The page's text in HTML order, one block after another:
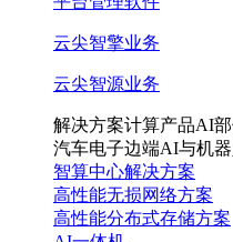
云尖智擎业务
云尖智源业务
解决方案计算产品AI
汽车电子边端AI与机器
智算中心解决方案
高性能无损网络方案
高性能分布式存储方案